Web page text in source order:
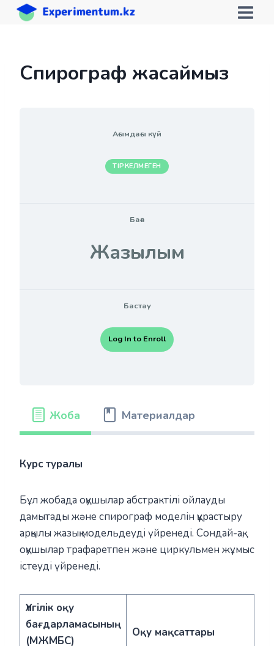
Skip
Спирограф жасаймыз
Ағымдағы күй
ТІРКЕЛМЕГЕН
Баға
Жазылым
Бастау
Log In to Enroll
Жоба Материалдар
Курс туралы
Бұл жобада оқушылар абстрактілі ойлауды
дамытады және спирограф моделін құрастыру
арқылы жазық модельдеуді үйренеді. Сондай-ақ,
оқушылар трафаретпен және циркульмен жұмыс
істеуді үйренеді.
Үлгілік оқу
бағдарламасының
(МЖМБС)
Оқу мақсаттары